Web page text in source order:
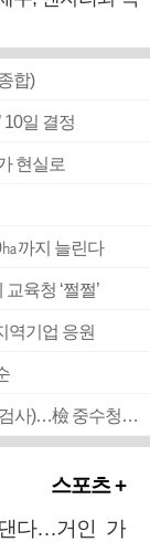
합)
10일 결정
현실로
까지 늘린다
육청 ‘쩔쩔’
역기업 응원
■ 검사 신분 버리고 직급하향(10년 이하 저연차 검사)…檢 중수청행 기피
스포츠 +
댄다…거인 가